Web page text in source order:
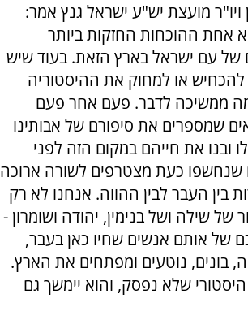
ויו"ר מועצת יש"ע ישראל גנץ אמר:
אחת ההוכחות החזקות ביותר
של עם ישראל בארץ הזאת. בעוד שיש
להכחיש או למחוק את ההיסטוריה
ממשיכה לדבר. פעם אחר פעם
שמספרים את סיפורם של אבותינו
ובנו את חייהם במקום הזה לפני
שנחשפו כעת מצטרפים לשורה ארוכה
בין העבר לבין ההווה. אנחנו לא רק
שילה ושל בנימין, יהודה ושומרון -
של אותם אנשים שחיו כאן בעבר,
בונים, נוטעים ומפתחים את הארץ.
שלא נפסק, והוא יימשך גם